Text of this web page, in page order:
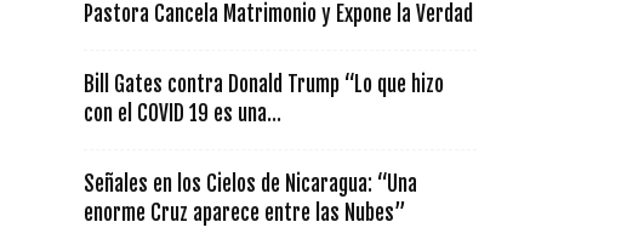
Pastora Cancela Matrimonio y Expone la Verdad
Bill Gates contra Donald Trump “Lo que hizo
con el COVID 19 es una...
Señales en los Cielos de Nicaragua: “Una
enorme Cruz aparece entre las Nubes”